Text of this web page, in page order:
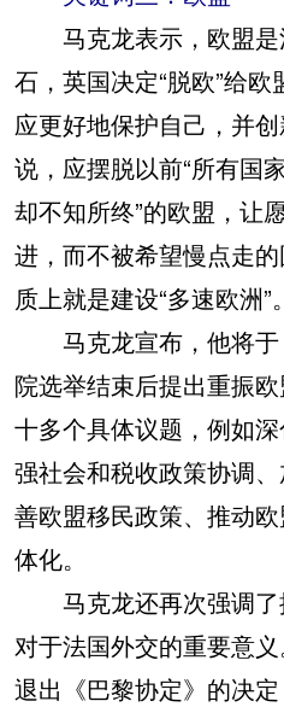
马克龙表示，欧盟是
石，英国决定“脱欧”给
应更好地保护自己，并
说，应摆脱以前“所有国
却不知所终”的欧盟，让
进，而不被希望慢点走
质上就是建设“多速欧洲”。
马克龙宣布，他将于
院选举结束后提出重振
十多个具体议题，例如
强社会和税收政策协调
善欧盟移民政策、推动
体化。
马克龙还再次强调了
对于法国外交的重要意
退出《巴黎协定》的决